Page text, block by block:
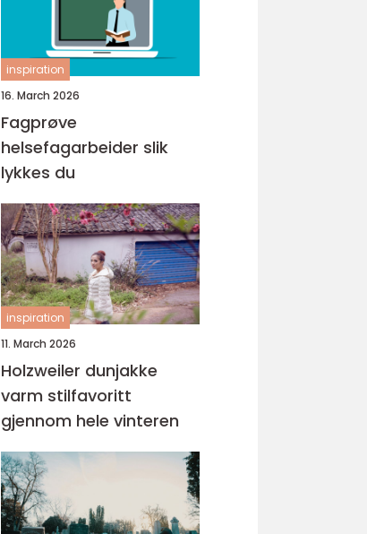
inspiration
16. March 2026
Fagprøve
helsefagarbeider slik
lykkes du
inspiration
11. March 2026
Holzweiler dunjakke
varm stilfavoritt
gjennom hele vinteren